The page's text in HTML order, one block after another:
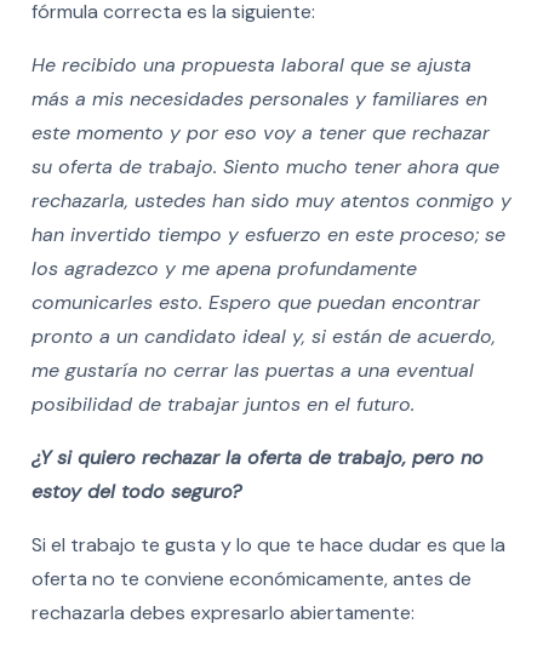
fórmula correcta es la siguiente:
He recibido una propuesta laboral que se ajusta
más a mis necesidades personales y familiares en
este momento y por eso voy a tener que rechazar
su oferta de trabajo. Siento mucho tener ahora que
rechazarla, ustedes han sido muy atentos conmigo y
han invertido tiempo y esfuerzo en este proceso; se
los agradezco y me apena profundamente
comunicarles esto. Espero que puedan encontrar
pronto a un candidato ideal y, si están de acuerdo,
me gustaría no cerrar las puertas a una eventual
posibilidad de trabajar juntos en el futuro.
¿Y si quiero rechazar la oferta de trabajo, pero no
estoy del todo seguro?
Si el trabajo te gusta y lo que te hace dudar es que la
oferta no te conviene económicamente, antes de
rechazarla debes expresarlo abiertamente: